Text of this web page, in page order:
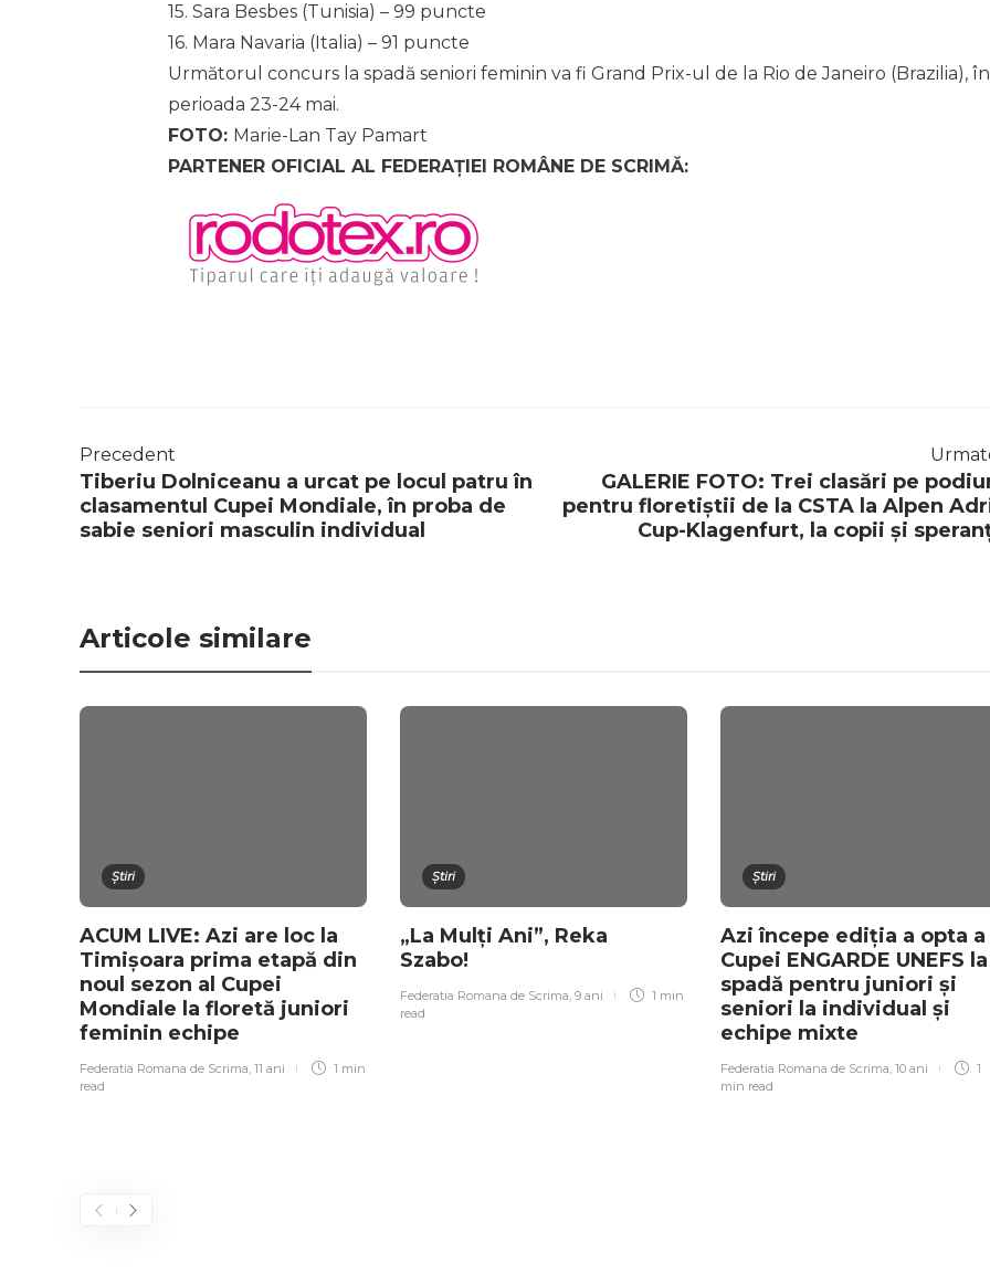
15. Sara Besbes (Tunisia) – 99 puncte
16. Mara Navaria (Italia) – 91 puncte
Următorul concurs la spadă seniori feminin va fi Grand Prix-ul de la Rio de Janeiro (Brazilia), în
perioada 23-24 mai.
FOTO: Marie-Lan Tay Pamart
PARTENER OFICIAL AL FEDERAȚIEI ROMÂNE DE SCRIMĂ:
Precedent
Tiberiu Dolniceanu a urcat pe locul patru în
clasamentul Cupei Mondiale, în proba de
sabie seniori masculin individual
GALERIE FOTO: Trei clasări pe
pentru floretiștii de la CSTA la Alpen
Cup-Klagenfurt, la copii și
Articole similare
Știri
ACUM LIVE: Azi are loc la
Timișoara prima etapă din
noul sezon al Cupei
Mondiale la floretă juniori
feminin echipe
Federatia Romana de Scrima, 11 ani
1 min
read
Știri
„La Mulți Ani”, Reka
Szabo!
Federatia Romana de Scrima, 9 ani
1 min
read
Știri
Azi începe ediția a opta a
Cupei ENGARDE UNEFS la
spadă pentru juniori și
seniori la individual și
echipe mixte
Federatia Romana de Scrima, 10 ani
1
min read